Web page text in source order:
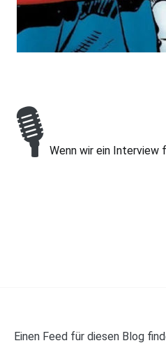
🎙 Wenn wir ein Interview
Einen Feed für diesen Blog